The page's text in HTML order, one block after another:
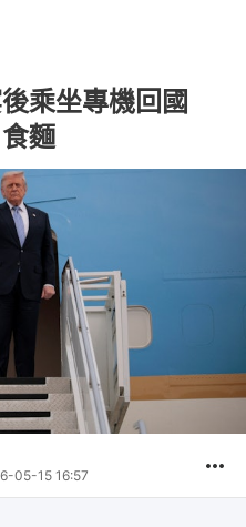
乘坐專機回國
麵
05-15 16:57